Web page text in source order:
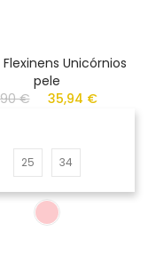
Flexinens Unicórnios
pele
€
35,94 €
25 34